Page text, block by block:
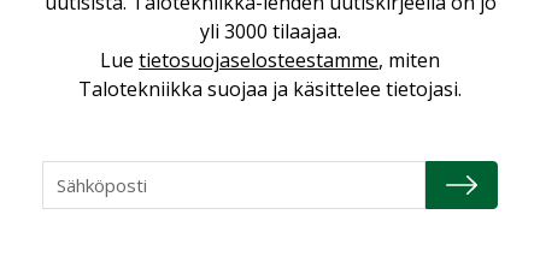
Miten varmistetaan EPD-dokumenteista
saatavien tietojen vertailukelpoisuus?
Vesi- ja viemärimitoittaminen on
jämähtänyt ajassa paikalleen
yli 3000 tilaajaa.
Lue tietosuojaselosteestamme, miten
Talotekniikka suojaa ja käsittelee tietojasi.